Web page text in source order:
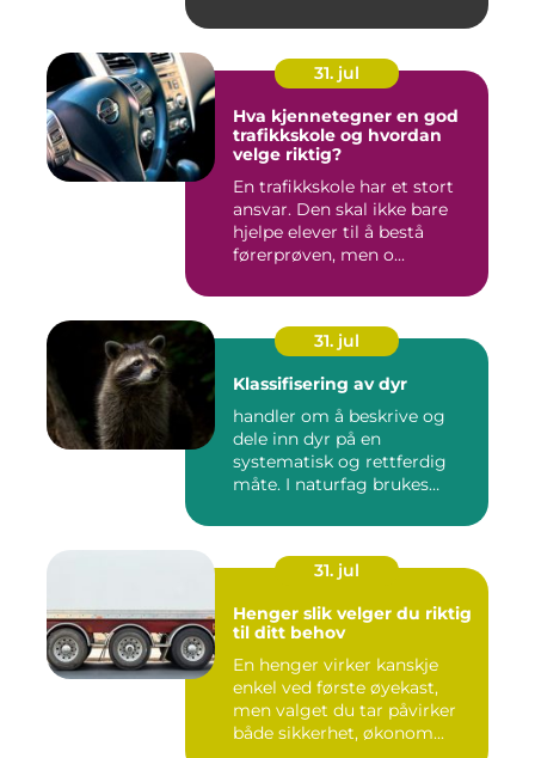
31. jul
Hva kjennetegner en god
trafikkskole og hvordan
velge riktig?
En trafikkskole har et stort
ansvar. Den skal ikke bare
hjelpe elever til å bestå
førerprøven, men o...
31. jul
Klassifisering av dyr
handler om å beskrive og
dele inn dyr på en
systematisk og rettferdig
måte. I naturfag brukes
31. jul
Henger slik velger du riktig
til ditt behov
En henger virker kanskje
enkel ved første øyekast,
men valget du tar påvirker
både sikkerhet, økonom...